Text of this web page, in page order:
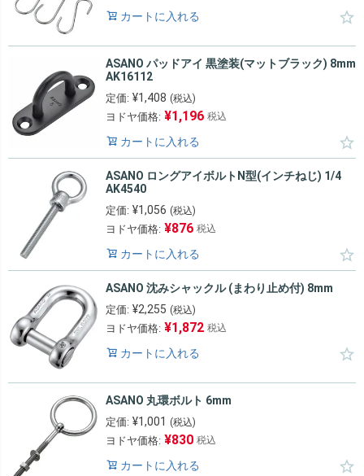
カートに入れる
ASANO パッドアイ 黒塗装(マットブラック) 8mm
AK16112
定価: ¥1,408 (税込)
ヨドヤ価格: ¥1,196 税込
カートに入れる
ASANO ロングアイボルトN型(インチねじ) 1/4
AK4540
定価: ¥1,056 (税込)
ヨドヤ価格: ¥876 税込
カートに入れる
ASANO 沈みシャックル (まわり止め付) 8mm
定価: ¥2,255 (税込)
ヨドヤ価格: ¥1,872 税込
カートに入れる
ASANO 丸環ボルト 6mm
定価: ¥1,001 (税込)
ヨドヤ価格: ¥830 税込
カートに入れる